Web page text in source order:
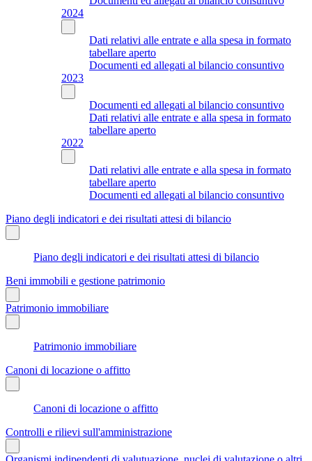
2024
Dati relativi alle entrate e alla spesa in formato
tabellare aperto
Documenti ed allegati al bilancio consuntivo
2023
Documenti ed allegati al bilancio consuntivo
Dati relativi alle entrate e alla spesa in formato
tabellare aperto
2022
Dati relativi alle entrate e alla spesa in formato
tabellare aperto
Documenti ed allegati al bilancio consuntivo
Piano degli indicatori e dei risultati attesi di bilancio
Piano degli indicatori e dei risultati attesi di bilancio
Beni immobili e gestione patrimonio
Patrimonio immobiliare
Patrimonio immobiliare
Canoni di locazione o affitto
Canoni di locazione o affitto
Controlli e rilievi sull'amministrazione